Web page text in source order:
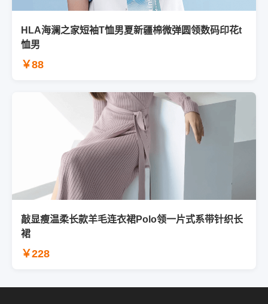
HLA海澜之家短袖T恤男夏新疆棉微弹圆领数码印花t
恤男
￥88
敲显瘦温柔长款羊毛连衣裙Polo领一片式系带针织长
裙
￥228